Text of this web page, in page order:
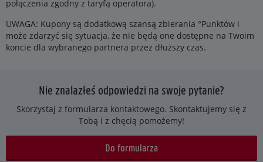
połączenia zgodny z taryfą operatora).
UWAGA: Kupony są dodatkową szansą zbierania °Punktów i
może zdarzyć się sytuacja, że nie będą one dostępne na Twoim
koncie dla wybranego partnera przez dłuższy czas.
Nie znalazłeś odpowiedzi na swoje pytanie?
Skorzystaj z formularza kontaktowego. Skontaktujemy się z
Tobą i z chęcią pomożemy!
Do formularza